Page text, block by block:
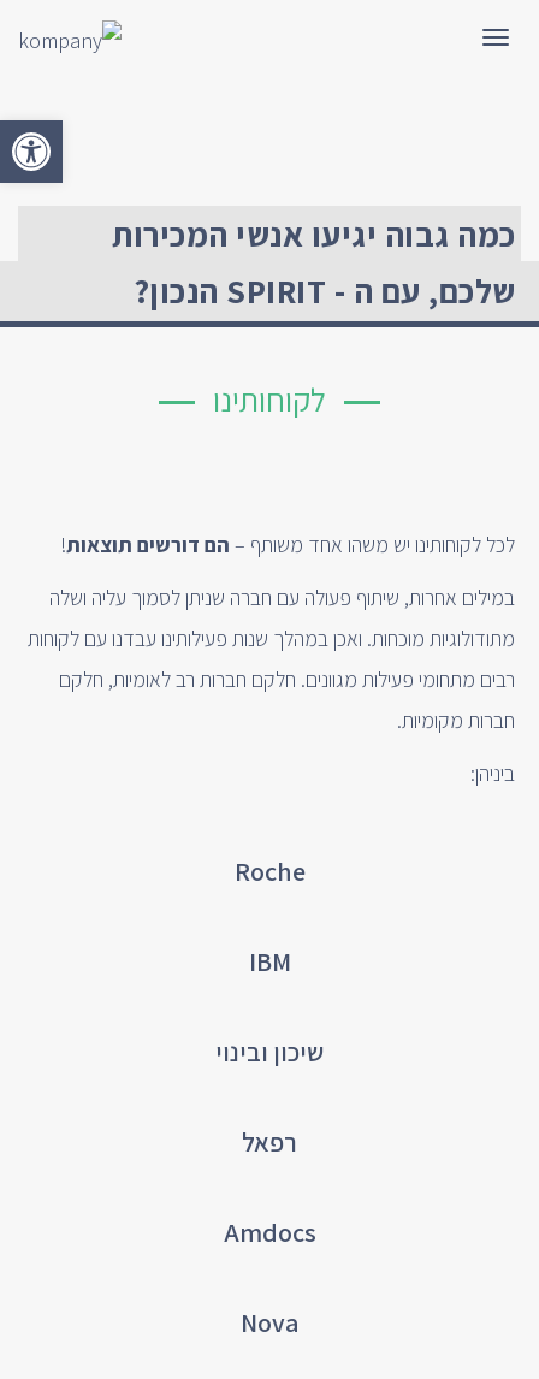
פתח
תפריט
כמה גבוה יגיעו אנשי המכירות
שלכם, עם ה - SPIRIT הנכון?
לקוחותינו
לכל לקוחותינו יש משהו אחד משותף – הם דורשים תוצאות!
במילים אחרות, שיתוף פעולה עם חברה שניתן לסמוך עליה ושלה
מתודולוגיות מוכחות. ואכן במהלך שנות פעילותינו עבדנו עם לקוחות
רבים מתחומי פעילות מגוונים. חלקם חברות רב לאומיות, חלקם
חברות מקומיות.
ביניהן:
Roche
IBM
שיכון ובינוי
רפאל
Amdocs
Nova